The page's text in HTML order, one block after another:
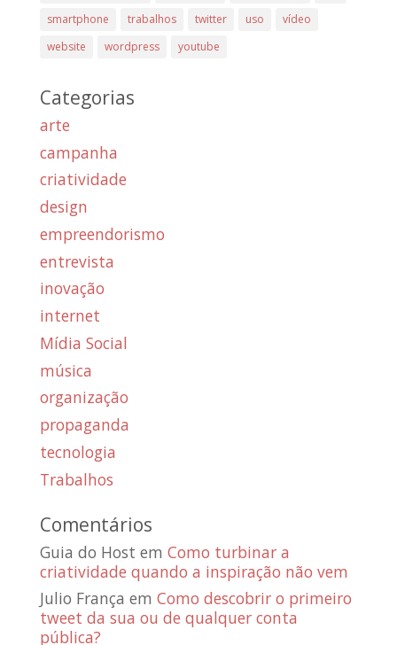
smartphone
trabalhos twitter uso
vídeo
website
wordpress youtube
Categorias
arte
campanha
criatividade
design
empreendorismo
entrevista
inovação
internet
Mídia Social
música
organização
propaganda
tecnologia
Trabalhos
Comentários
Guia do Host em Como turbinar a
criatividade quando a inspiração não vem
Julio França em Como descobrir o primeiro
tweet da sua ou de qualquer conta
pública?